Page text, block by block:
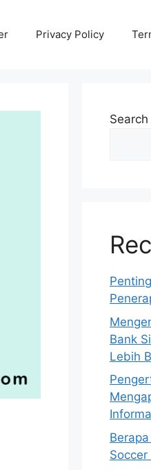
Privacy Policy
Search
Bank
Lebih
Soccer